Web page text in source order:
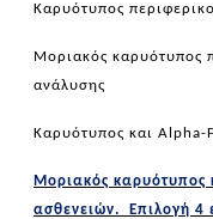
Καρυότυπος
Μοριακός καρυότυπος
ανάλυσης
Καρυότυπος και Alpha-
Μοριακός καρυότυπος
ασθενειών. Επιλογή 4